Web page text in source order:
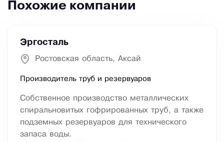
Похожие компании
Эргосталь
Ростовская область, Аксай
Производитель труб и резервуаров
Собственное производство металлических
спиральновитых гофрированных труб, а также
подземных резервуаров для технического
запаса воды.